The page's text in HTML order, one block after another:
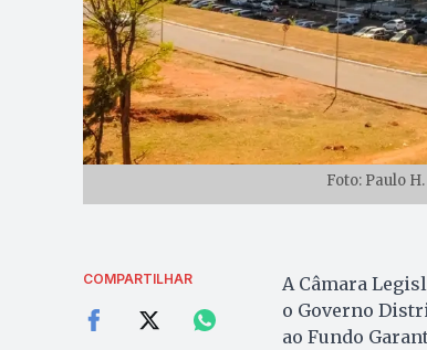
Foto: Paulo
COMPARTILHAR
A Câmara
o Governo
ao Fundo